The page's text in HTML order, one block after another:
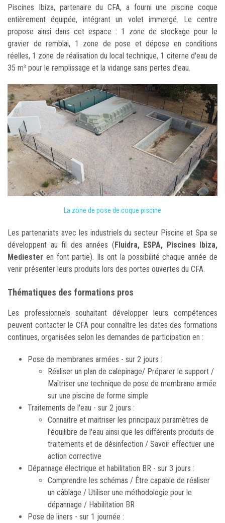
Piscines Ibiza, partenaire du CFA, a fourni une piscine coque
entièrement équipée, intégrant un volet immergé. Le centre
propose ainsi dans cet espace : 1 zone de stockage pour le
gravier de remblai, 1 zone de pose et dépose en conditions
réelles, 1 zone de réalisation du local technique, 1 citerne d'eau de
35 m3 pour le remplissage et la vidange sans pertes d'eau.
La zone de pose de coque piscine
Les partenariats avec les industriels du secteur Piscine et Spa se
développent au fil des années (Fluidra, ESPA, Piscines Ibiza,
Mediester en font partie). Ils ont la possibilité chaque année de
venir présenter leurs produits lors des portes ouvertes du CFA.
Thématiques des formations pros
Les professionnels souhaitant développer leurs compétences
peuvent contacter le CFA pour connaître les dates des formations
continues, organisées selon les demandes de participation en :
Pose de membranes armées - sur 2 jours :
Réaliser un plan de calepinage/ Préparer le support /
Maîtriser une technique de pose de membrane armée
sur une piscine de forme simple
Traitements de l'eau - sur 2 jours :
Connaitre et maitriser les principaux paramètres de
l'équilibre de l'eau ainsi que les différents produits de
traitements et de désinfection / Savoir effectuer une
action corrective
Dépannage électrique et habilitation BR - sur 3 jours :
Comprendre les schémas / Être capable de réaliser
un câblage / Utiliser une méthodologie pour le
dépannage / Habilitation BR
Pose de liners - sur 1 journée :